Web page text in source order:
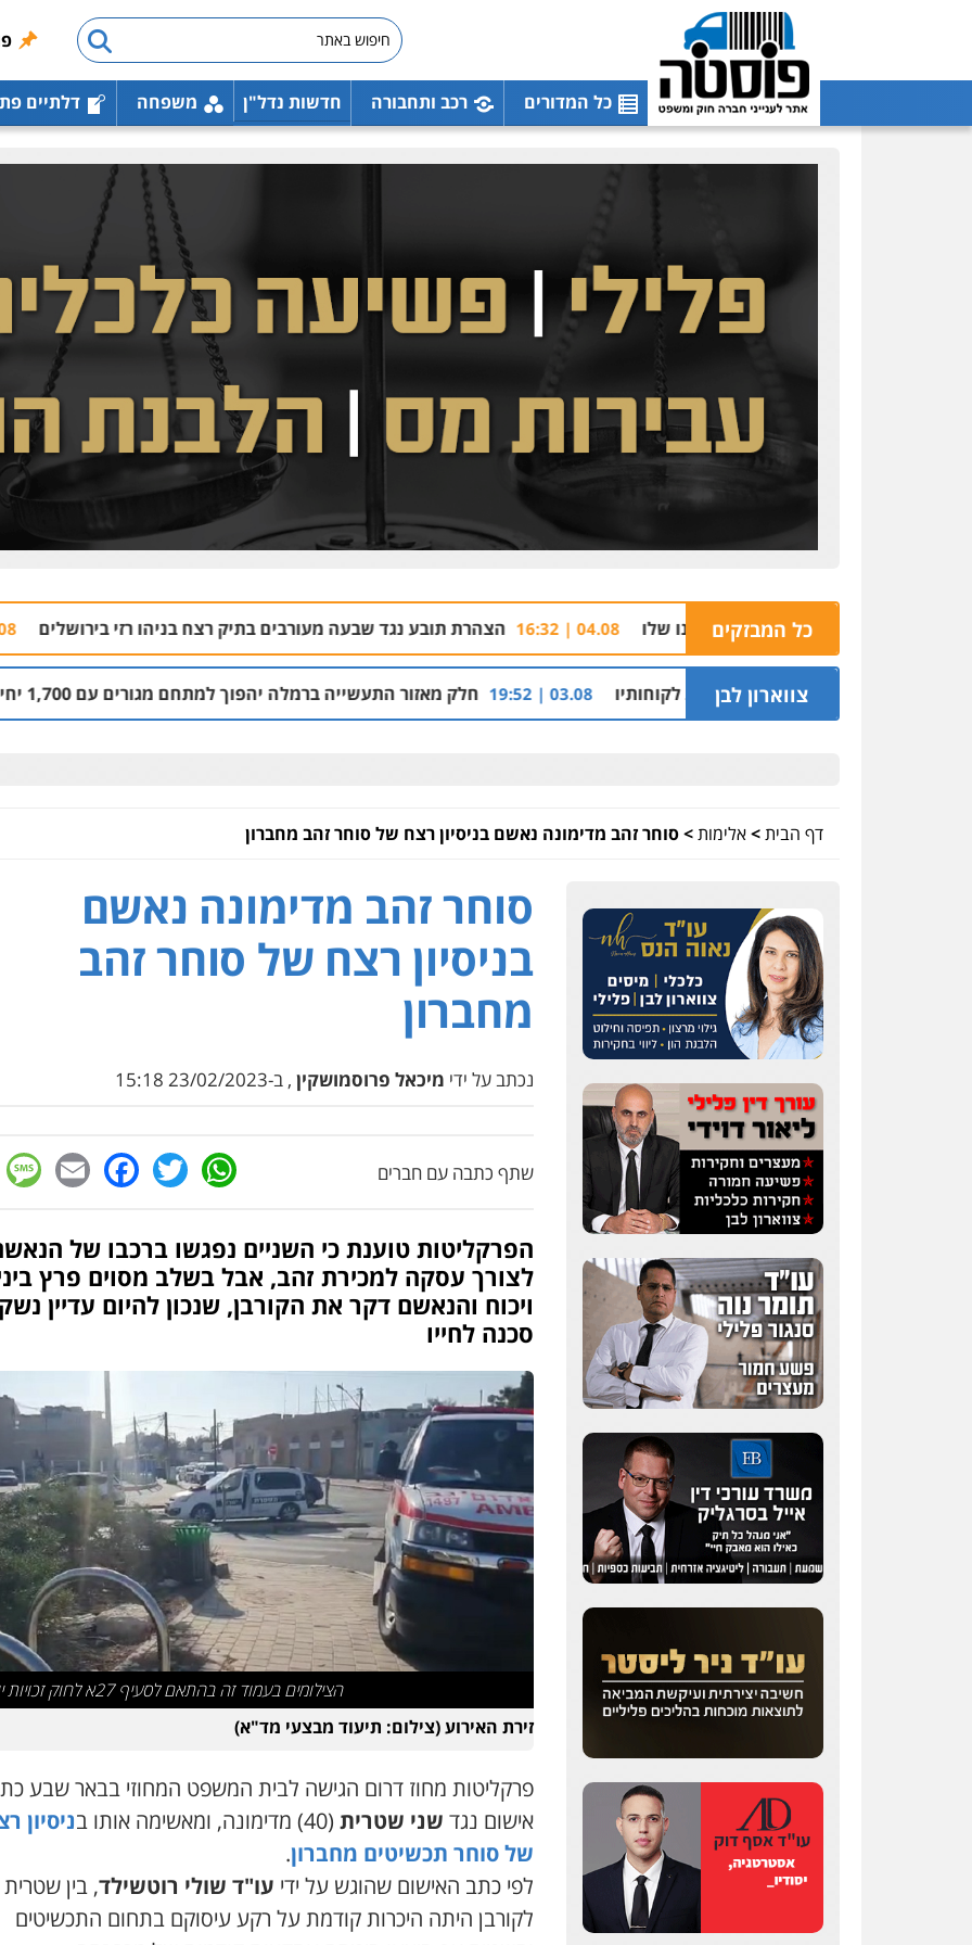
כל המדורים רכב ותחבורה חדשות נדל"ן משפחה דלתיים
כל המבזקים
04.08 | 16:32 הצהרת תובע נגד שבעה מעורבים בתיק רצח בניהו רזי בירושלים 04.08 | 13:37
צווארון לבן
על דירה השייכת לקוחותיו 03.08 | 19:52 חלק מאזור התעשייה ברמלה יהפוך למתחם מגורים עם 1,700 יחידות דיור | 14:00
דף הבית>אלימות>סוחר זהב מדימונה נאשם בניסיון רצח של סוחר זהב מחברון
סוחר זהב מדימונה נאשם
בניסיון רצח של סוחר זהב
מחברון
נכתב על ידי מיכאל פרוסמושקין , ב-23/02/2023 15:18
שתף כתבה עם חברים WhatsApp
Twitter
הפרקליטות טוענת כי השניים נפגשו ברכבו של
לצורך עסקה למכירת זהב, אבל בשלב מסוים פרץ
ויכוח והנאשם דקר את הקורבן, שנכון להיום עדיין
סכנה לחייו
הצילומים בעמוד זה בהתאם לסעיף 27א לחוק זכויות יוצרים
זירת האירוע (צילום: תיעוד מבצעי מד"א)
פרקליטות מחוז דרום הגישה לבית המשפט המחוזי בבאר שבע
אישום נגד שני שטרית (40) מדימונה, ומאשימה אותו ב
ניסיון
של סוחר תכשיטים מחברון.
לפי כתב האישום שהוגש על ידי עו"ד שולי רוטשילד, בין שטרית
לקורבן היתה היכרות קודמת על רקע עיסוקם בתחום התכשיטים